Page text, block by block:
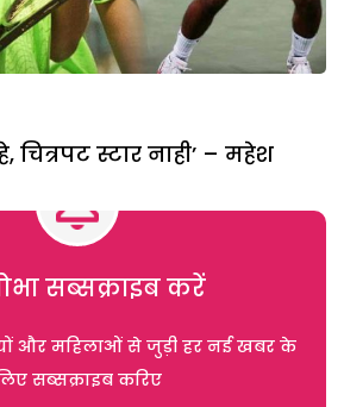
स्टार नाही’ – महेश
सब्सक्राइब करें
और महिलाओं से जुड़ी हर नई खबर के
सब्सक्राइब करिए